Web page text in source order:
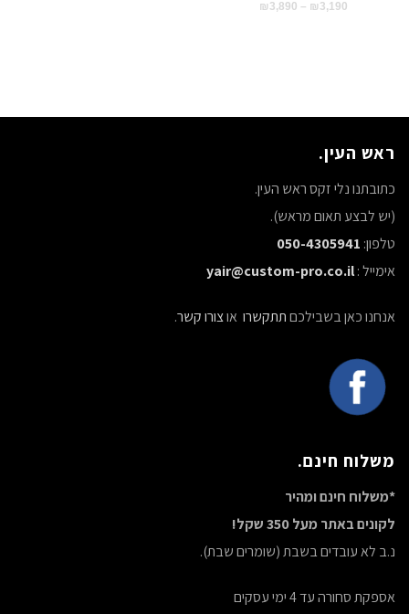
₪ 3,190
–
₪ 3,890
טווח
ראש העין.
כתובתנו נלי זקס ראש העין.
(יש לבצע תאום מראש).
טלפון: 050-4305941
אימייל :yair@custom-pro.co.il
אנחנו כאן בשבילכםתתקשרו אוצורו קשר.
משלוח חינם.
*משלוח חינם ומהיר
לקונים באתר מעל 350 שקל!
נ.ב לא עובדים בשבת (שומרים שבת).
אספקת סחורה עד 4 ימי עסקים